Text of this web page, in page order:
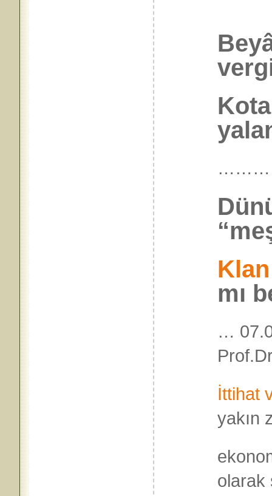
mı
…
İttihat
yakın
olarak